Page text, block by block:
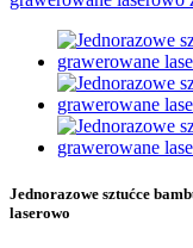
Jednorazowe sztućce
laserowo